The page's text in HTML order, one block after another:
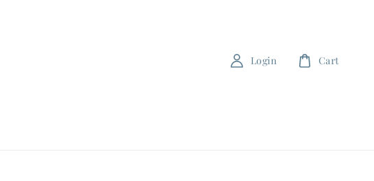
Login Cart